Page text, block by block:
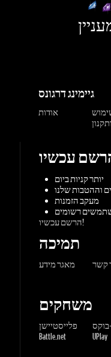
יותר קניות ביום
רשומים
תמיכה
מאגר מידע קשר
משחקים
פלייסטיישן בוקס
ז'אנרים
פעולה ספורט
אסטרטגיה
משחקי